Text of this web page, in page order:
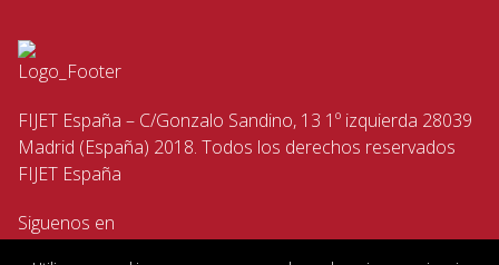
FIJET España – C/Gonzalo Sandino, 13 1º izquierda 28039
Madrid (España) 2018. Todos los derechos reservados
FIJET España
Siguenos en